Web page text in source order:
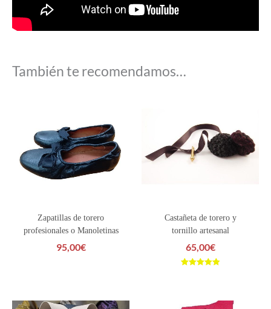
También te recomendamos…
Zapatillas de torero
profesionales o Manoletinas
95,00€
Castañeta de torero y
tornillo artesanal
65,00€